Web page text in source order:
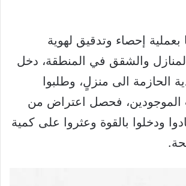
بعملية إحصاء وتدقيق لهوية
والشقق في المنطقة، دخل
الحازمة الى منزلٍ، وطلبوا
الموجودين، فحصل اعتراض من
ودخلوا بالقوة وعثروا على كمية